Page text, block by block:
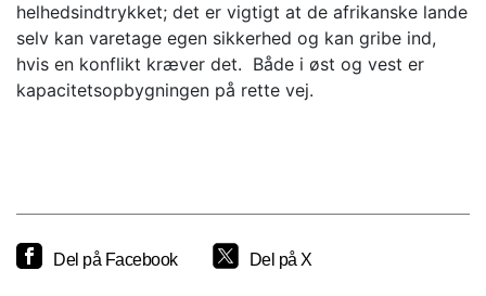
helhedsindtrykket; det er vigtigt at de afrikanske lande
selv kan varetage egen sikkerhed og kan gribe ind,
hvis en konflikt kræver det. Både i øst og vest er
kapacitetsopbygningen på rette vej.
Del på Facebook Del på X